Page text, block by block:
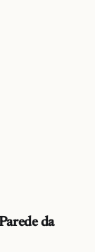
da